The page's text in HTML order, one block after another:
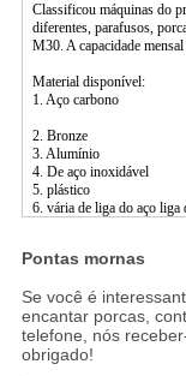
Classificou máquinas do
diferentes, parafusos,
M30. A capacidade
Material disponível:
1. Aço carbono
2. Bronze
3. Alumínio
4. De aço inoxidável
5. plástico
6. vária de liga do aço
Pontas mornas
Se você é
encantar porcas,
telefone, nós
obrigado!